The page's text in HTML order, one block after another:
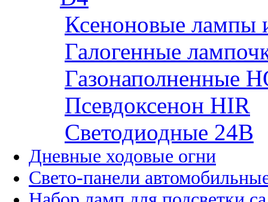
Ксеноновые лампы
Галогенные
Газонаполненные
Псевдоксенон HIR
Cветодиодные 24B
Дневные ходовые огни
Свето-панели